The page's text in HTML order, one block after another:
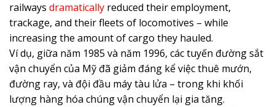
railways dramatically reduced their employment,
trackage, and their fleets of locomotives – while
increasing the amount of cargo they hauled.
Ví dụ, giữa năm 1985 và năm 1996, các tuyến đường sắt
vận chuyển của Mỹ đã giảm đáng kể việc thuê mướn,
đường ray, và đội đầu máy tàu lửa – trong khi khối
lượng hàng hóa chúng vận chuyển lại gia tăng.